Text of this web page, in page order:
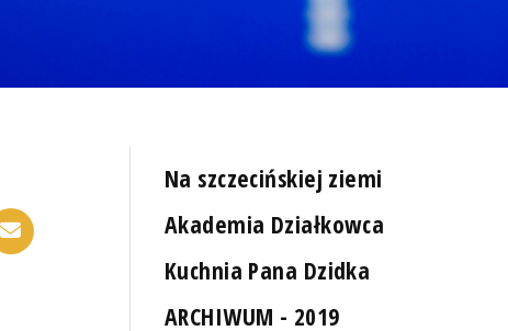
Na szczecińskiej ziemi
Akademia Działkowca
Kuchnia Pana Dzidka
ARCHIWUM - 2019